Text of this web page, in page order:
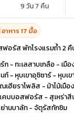
9 วัน 7 คืน
อาหาร 17 มื้อ
อรัส พักโรงแรมถ้ำ 2 คื
ก - ทะเลสาบเกลือ - เมื
ท์ - หุบเขาอุซิซาร์ - หุบเข
เฮียราโพลิส - ม้าไม้เมื
บบอสฟอรัส - สุเหร่าสี
ย่านบาลัท - จัตุรัสทักซิม